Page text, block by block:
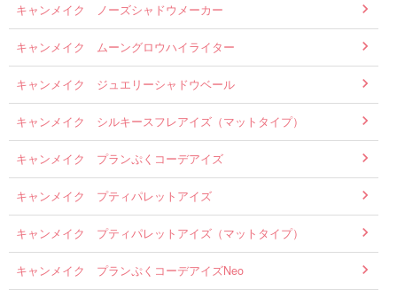
キャンメイク ノーズシャドウメーカー
キャンメイク ムーングロウハイライター
キャンメイク ジュエリーシャドウベール
キャンメイク シルキースフレアイズ（マットタイプ）
キャンメイク プランぷくコーデアイズ
キャンメイク プティパレットアイズ
キャンメイク プティパレットアイズ（マットタイプ）
キャンメイク プランぷくコーデアイズNeo